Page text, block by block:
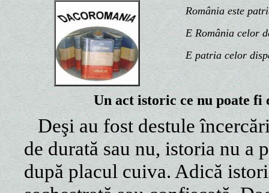
România este
E România celor
E patria celor
Un act istoric ce nu poate fi
Deşi au fost destule
de durată sau nu, istoria nu a
după placul cuiva. Adică